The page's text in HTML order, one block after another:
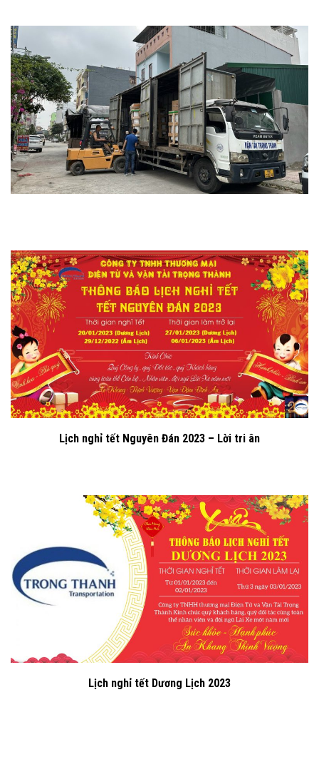
Lịch nghỉ tết Nguyên Đán 2023 – Lời tri ân
Lịch nghỉ tết Dương Lịch 2023